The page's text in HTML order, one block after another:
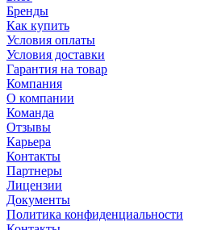
Бренды
Как купить
Условия оплаты
Условия доставки
Гарантия на товар
Компания
О компании
Команда
Отзывы
Карьера
Контакты
Партнеры
Лицензии
Документы
Политика конфиденциальности